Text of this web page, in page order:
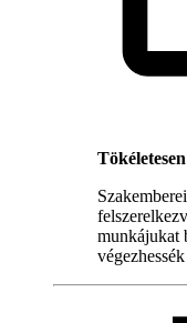
munkájukat